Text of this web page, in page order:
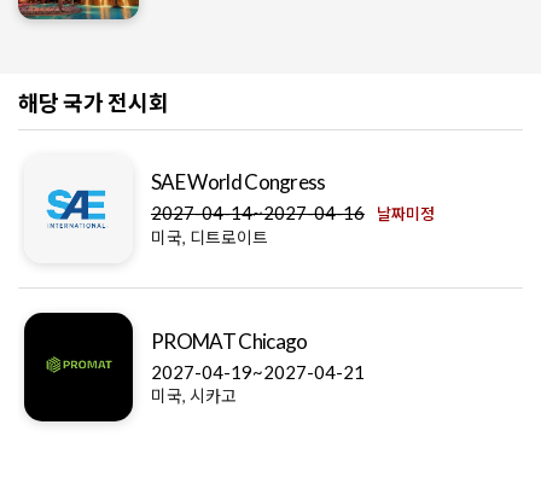
해당 국가 전시회
SAE World Congress
2027-04-14~2027-04-16 날짜미정
미국, 디트로이트
PROMAT Chicago
2027-04-19~2027-04-21
미국, 시카고